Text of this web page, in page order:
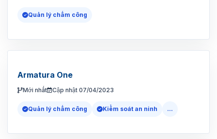
Quản lý chấm công
Armatura One
Mới nhất Cập nhật 07/04/2023
Quản lý chấm công Kiểm soát an ninh ...